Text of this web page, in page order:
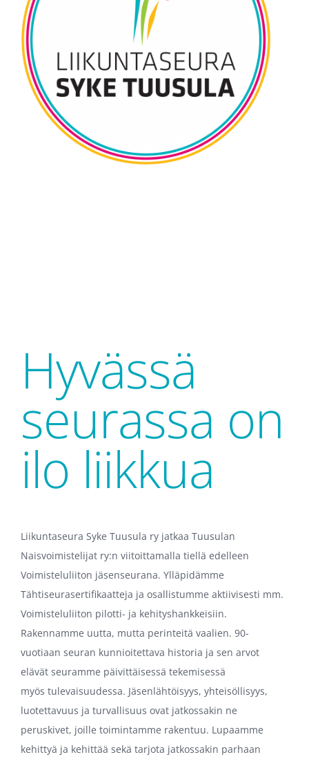
Hyvässä
seurassa on
ilo liikkua
Liikuntaseura Syke Tuusula ry jatkaa Tuusulan
Naisvoimistelijat ry:n viitoittamalla tiellä edelleen
Voimisteluliiton jäsenseurana. Ylläpidämme
Tähtiseurasertifikaatteja ja osallistumme aktiivisesti mm.
Voimisteluliiton pilotti- ja kehityshankkeisiin.
Rakennamme uutta, mutta perinteitä vaalien. 90-
vuotiaan seuran kunnioitettava historia ja sen arvot
elävät seuramme päivittäisessä tekemisessä
myös tulevaisuudessa. Jäsenlähtöisyys, yhteisöllisyys,
luotettavuus ja turvallisuus ovat jatkossakin ne
peruskivet, joille toimintamme rakentuu. Lupaamme
kehittyä ja kehittää sekä tarjota jatkossakin parhaan